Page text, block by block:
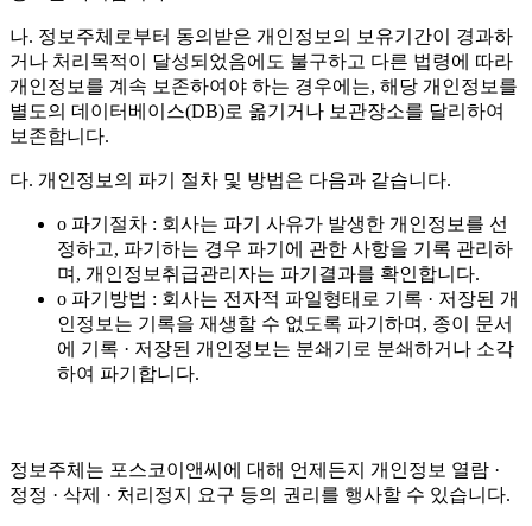
나. 정보주체로부터 동의받은 개인정보의 보유기간이 경과하
거나 처리목적이 달성되었음에도 불구하고 다른 법령에 따라
개인정보를 계속 보존하여야 하는 경우에는, 해당 개인정보를
별도의 데이터베이스(DB)로 옮기거나 보관장소를 달리하여
보존합니다.
다. 개인정보의 파기 절차 및 방법은 다음과 같습니다.
o 파기절차 : 회사는 파기 사유가 발생한 개인정보를 선
정하고, 파기하는 경우 파기에 관한 사항을 기록 관리하
며, 개인정보취급관리자는 파기결과를 확인합니다.
o 파기방법 : 회사는 전자적 파일형태로 기록 · 저장된 개
인정보는 기록을 재생할 수 없도록 파기하며, 종이 문서
에 기록 · 저장된 개인정보는 분쇄기로 분쇄하거나 소각
하여 파기합니다.
정보주체는 포스코이앤씨에 대해 언제든지 개인정보 열람 ·
정정 · 삭제 · 처리정지 요구 등의 권리를 행사할 수 있습니다.